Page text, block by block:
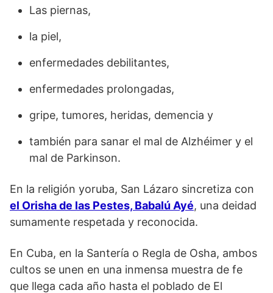
Las piernas,
la piel,
enfermedades debilitantes,
enfermedades prolongadas,
gripe, tumores, heridas, demencia y
también para sanar el mal de Alzhéimer y el
mal de Parkinson.
En la religión yoruba, San Lázaro sincretiza con
el Orisha de las Pestes, Babalú Ayé, una deidad
sumamente respetada y reconocida.
En Cuba, en la Santería o Regla de Osha, ambos
cultos se unen en una inmensa muestra de fe
que llega cada año hasta el poblado de El